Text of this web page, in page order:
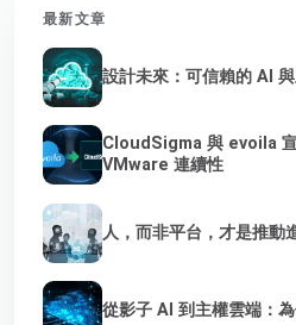
最新文章
設計未來：可信賴的 AI
CloudSigma 與 evoila
VMware 連續性
人，而非平台，才是推動
從影子 AI 到主權雲端：